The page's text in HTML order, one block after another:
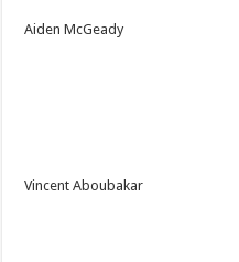
Aiden McGeady
Vincent Aboubakar